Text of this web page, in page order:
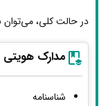
در حالت کلی، می‌توان
مدارک هویتی
شناسنامه